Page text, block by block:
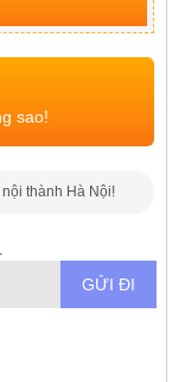
sao!
thành Hà Nội!